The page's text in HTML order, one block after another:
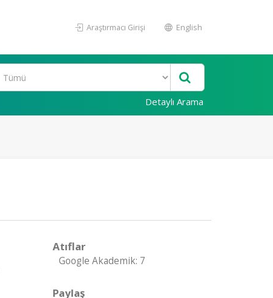
Araştırmacı Girişi English
Detaylı Arama
Atıflar
Google Akademik: 7
Paylaş